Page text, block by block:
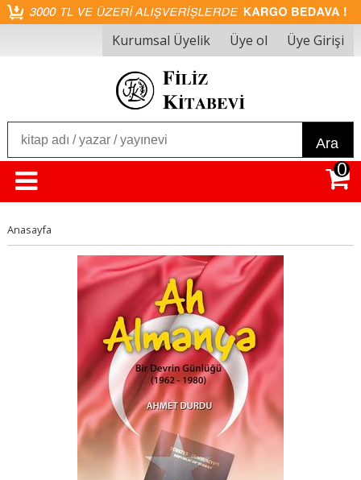
Kurumsal Üyelik Üye ol Üye Girişi
Ara
0
Anasayfa